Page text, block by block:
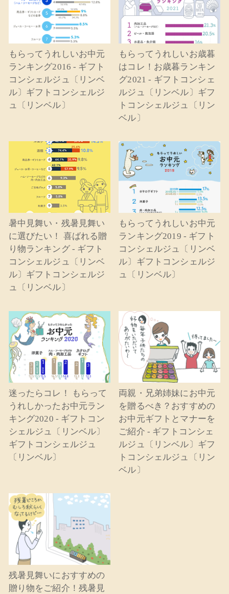
もらってうれしいお中元
ランキング2016 - ギフト
コンシェルジュ〔リンベ
ル〕ギフトコンシェルジ
ュ〔リンベル〕
もらってうれしいお歳暮
はコレ！お歳暮ランキン
グ2021 - ギフトコンシェ
ルジュ〔リンベル〕ギフ
トコンシェルジュ〔リン
ベル〕
暑中見舞い・残暑見舞い
に選びたい！ 喜ばれる贈
り物ランキング - ギフト
コンシェルジュ〔リンベ
ル〕ギフトコンシェルジ
ュ〔リンベル〕
もらってうれしいお中元
ランキング2019 - ギフト
コンシェルジュ〔リンベ
ル〕ギフトコンシェルジ
ュ〔リンベル〕
迷ったらコレ！ もらって
うれしかったお中元ラン
キング2020 - ギフトコン
シェルジュ〔リンベル〕
ギフトコンシェルジュ
〔リンベル〕
両親・兄弟姉妹にお中元
を贈るべき？おすすめの
お中元ギフトとマナーを
ご紹介 - ギフトコンシェ
ルジュ〔リンベル〕ギフ
トコンシェルジュ〔リン
ベル〕
残暑見舞いにおすすめの
贈り物をご紹介！残暑見